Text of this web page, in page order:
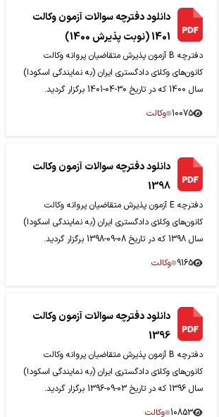
دانلود دفترچه سوالات آزمون وکالت
1401 (نوبت پذیرش 1400)
دفترچه B آزمون پذیرش متقاضیان پروانه وکالت
کانون‌های وکلای دادگستری ایران (به نمایندگی اسکودا)
سال 1400 که در تاریخ 30-04-1401 برگزار گردید.
10075 وکالت
دانلود دفترچه سوالات آزمون وکالت
1398
دفترچه E آزمون پذیرش متقاضیان پروانه وکالت
کانون‌های وکلای دادگستری ایران (به نمایندگی اسکودا)
سال 1398 که در تاریخ 08-09-1398 برگزار گردید.
9165 وکالت
دانلود دفترچه سوالات آزمون وکالت
1396
دفترچه B آزمون پذیرش متقاضیان پروانه وکالت
کانون‌های وکلای دادگستری ایران (به نمایندگی اسکودا)
سال 1396 که در تاریخ 03-09-1396 برگزار گردید.
10853 وکالت